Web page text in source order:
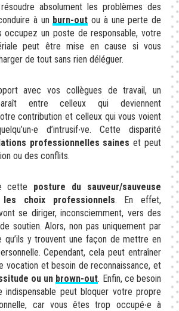
absolument les problèmes des
à un burn-out ou à une perte de
occupez un poste de responsable, votre
peut être mise en cause si vous
de tout sans rien déléguer.
avec vos collègues de travail, un
entre celleux qui deviennent
contribution et celleux qui vous voient
d’intrusif∙ve. Cette disparité
professionnelles saines et peut
ou des conflits.
cette posture du sauveur/sauveuse
choix professionnels. En effet,
se diriger, inconsciemment, vers des
soutien. Alors, non pas uniquement par
qu’ils y trouvent une façon de mettre en
Cependant, cela peut entraîner
vocation et besoin de reconnaissance, et
ou un brown-out. Enfin, ce besoin
indispensable peut bloquer votre propre
car vous êtes trop occupé∙e à